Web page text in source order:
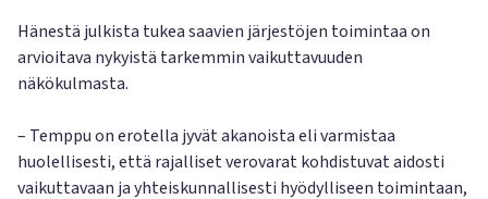
Hänestä julkista tukea saavien järjestöjen toimintaa on
arvioitava nykyistä tarkemmin vaikuttavuuden
näkökulmasta.
– Temppu on erotella jyvät akanoista eli varmistaa
huolellisesti, että rajalliset verovarat kohdistuvat aidosti
vaikuttavaan ja yhteiskunnallisesti hyödylliseen toimintaan,